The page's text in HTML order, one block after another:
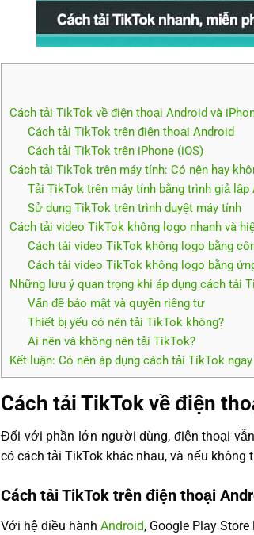
Cách tải TikTok về điện thoại Android và
Cách tải TikTok trên điện thoại Android
Cách tải TikTok trên iPhone (iOS)
Cách tải TikTok trên máy tính: Có nên hay
Tải TikTok trên máy tính bằng trình giả lập
Sử dụng TikTok trên trình duyệt máy tính
Cách tải video TikTok không logo nhanh và
Cách tải video TikTok không logo bằng
Cách tải video TikTok không logo bằng
Những lưu ý quan trọng khi áp dụng cách tải
Vấn đề bảo mật và quyền riêng tư
Thiết bị yếu có nên tải TikTok không?
Ai nên và không nên tải TikTok?
Kết luận: Có nên áp dụng cách tải TikTok
Cách tải TikTok về điện
Đối với phần lớn người dùng, điện thoại
có cách tải TikTok khác nhau, và nếu
Cách tải TikTok trên điện thoại
Với hệ điều hành Android, Google Play